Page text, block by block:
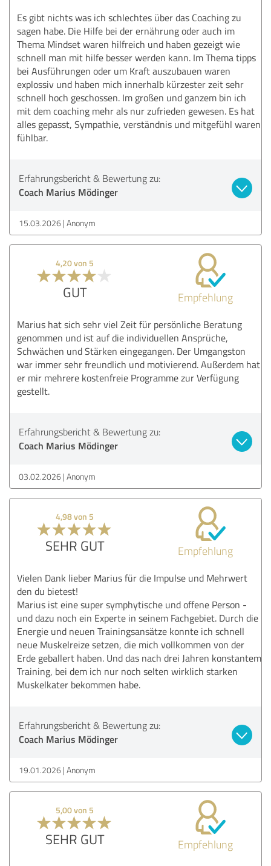
Es gibt nichts was ich schlechtes über das Coaching zu
sagen habe. Die Hilfe bei der ernährung oder auch im
Thema Mindset waren hilfreich und haben gezeigt wie
schnell man mit hilfe besser werden kann. Im Thema tipps
bei Ausführungen oder um Kraft auszubauen waren
explossiv und haben mich innerhalb kürzester zeit sehr
schnell hoch geschossen. Im großen und ganzem bin ich
mit dem coaching mehr als nur zufrieden gewesen. Es hat
alles gepasst, Sympathie, verständnis und mitgefühl waren
fühlbar.
Erfahrungsbericht & Bewertung zu:
Coach Marius Mödinger
15.03.2026 Anonym
4,20 von 5
GUT Empfehlung
Marius hat sich sehr viel Zeit für persönliche Beratung
genommen und ist auf die individuellen Ansprüche,
Schwächen und Stärken eingegangen. Der Umgangston
war immer sehr freundlich und motivierend. Außerdem hat
er mir mehrere kostenfreie Programme zur Verfügung
gestellt.
Erfahrungsbericht & Bewertung zu:
Coach Marius Mödinger
03.02.2026 Anonym
4,98 von 5
SEHR GUT Empfehlung
Vielen Dank lieber Marius für die Impulse und Mehrwert
den du bietest!
Marius ist eine super symphytische und offene Person -
und dazu noch ein Experte in seinem Fachgebiet. Durch die
Energie und neuen Trainingsansätze konnte ich schnell
neue Muskelreize setzen, die mich vollkommen von der
Erde geballert haben. Und das nach drei Jahren konstantem
Training, bei dem ich nur noch selten wirklich starken
Muskelkater bekommen habe.
Erfahrungsbericht & Bewertung zu:
Coach Marius Mödinger
19.01.2026 Anonym
5,00 von 5
SEHR GUT Empfehlung